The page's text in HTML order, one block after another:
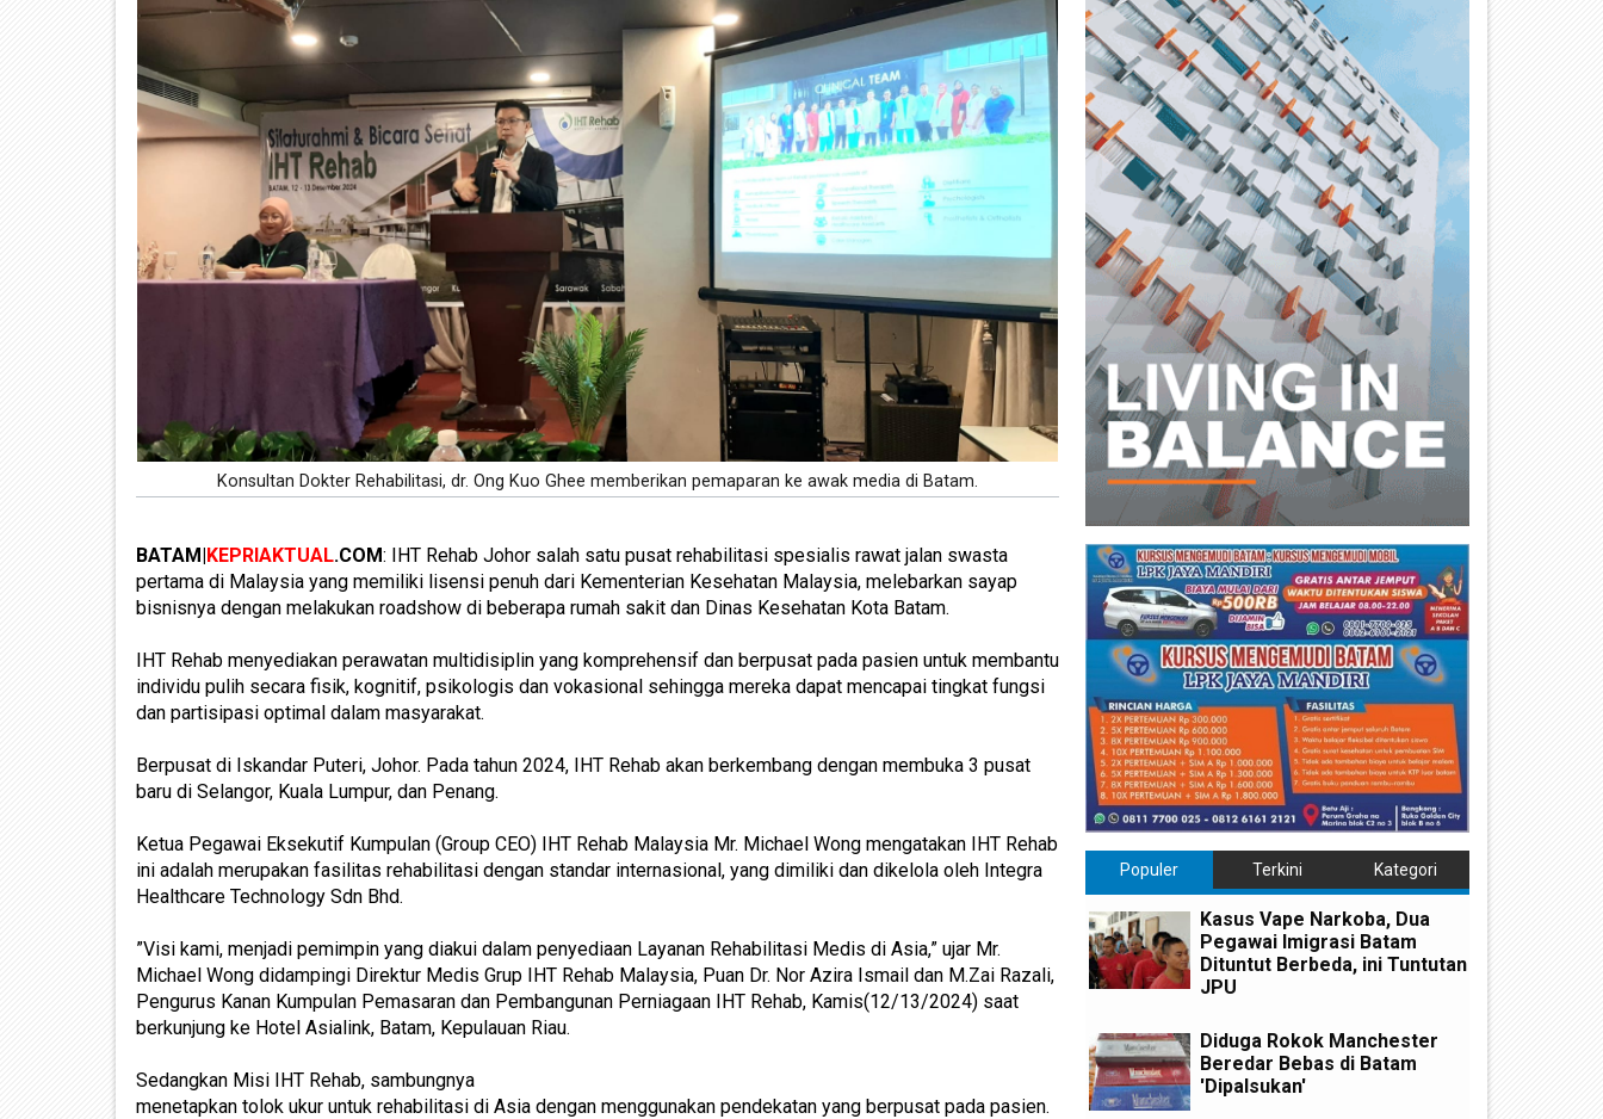
Konsultan Dokter Rehabilitasi, dr. Ong Kuo Ghee memberikan pemaparan ke awak media di Batam.
BATAM|KEPRIAKTUAL.COM: IHT Rehab Johor salah satu pusat rehabilitasi spesialis rawat jalan swasta
pertama di Malaysia yang memiliki lisensi penuh dari Kementerian Kesehatan Malaysia, melebarkan sayap
bisnisnya dengan melakukan roadshow di beberapa rumah sakit dan Dinas Kesehatan Kota Batam.
IHT Rehab menyediakan perawatan multidisiplin yang komprehensif dan berpusat pada pasien untuk membantu
individu pulih secara fisik, kognitif, psikologis dan vokasional sehingga mereka dapat mencapai tingkat fungsi
dan partisipasi optimal dalam masyarakat.
Berpusat di Iskandar Puteri, Johor. Pada tahun 2024, IHT Rehab akan berkembang dengan membuka 3 pusat
baru di Selangor, Kuala Lumpur, dan Penang.
Ketua Pegawai Eksekutif Kumpulan (Group CEO) IHT Rehab Malaysia Mr. Michael Wong mengatakan IHT Rehab
ini adalah merupakan fasilitas rehabilitasi dengan standar internasional, yang dimiliki dan dikelola oleh Integra
Healthcare Technology Sdn Bhd.
”Visi kami, menjadi pemimpin yang diakui dalam penyediaan Layanan Rehabilitasi Medis di Asia,” ujar Mr.
Michael Wong didampingi Direktur Medis Grup IHT Rehab Malaysia, Puan Dr. Nor Azira Ismail dan M.Zai Razali,
Pengurus Kanan Kumpulan Pemasaran dan Pembangunan Perniagaan IHT Rehab, Kamis(12/13/2024) saat
berkunjung ke Hotel Asialink, Batam, Kepulauan Riau.
Sedangkan Misi IHT Rehab, sambungnya
menetapkan tolok ukur untuk rehabilitasi di Asia dengan menggunakan pendekatan yang berpusat pada pasien.
Populer Terkini Kategori
Kasus Vape Narkoba, Dua
Pegawai Imigrasi Batam
Dituntut Berbeda, ini Tuntutan
JPU
Diduga Rokok Manchester
Beredar Bebas di Batam
'Dipalsukan'